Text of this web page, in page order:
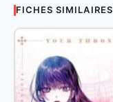
FICHES SIMILAIRES